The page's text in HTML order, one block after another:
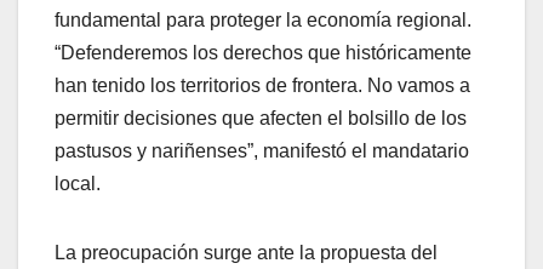
fundamental para proteger la economía regional.
“Defenderemos los derechos que históricamente
han tenido los territorios de frontera. No vamos a
permitir decisiones que afecten el bolsillo de los
pastusos y nariñenses”, manifestó el mandatario
local.
La preocupación surge ante la propuesta del